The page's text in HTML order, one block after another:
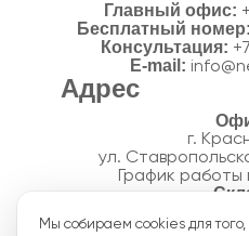
Главный офис:
Бесплатный номер:
Консультация:
E-mail:
Адрес
г.
ул.
График работы
п. Новознаменский,
Мы собираем cookies для